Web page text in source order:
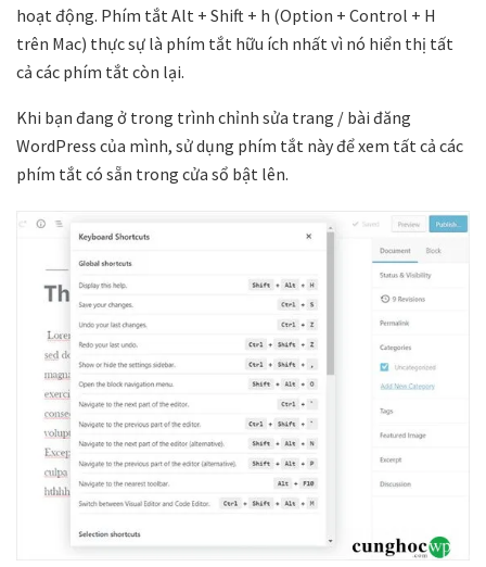
hoạt động. Phím tắt Alt + Shift + h (Option + Control + H
trên Mac) thực sự là phím tắt hữu ích nhất vì nó hiển thị tất
cả các phím tắt còn lại.
Khi bạn đang ở trong trình chỉnh sửa trang / bài đăng
WordPress của mình, sử dụng phím tắt này để xem tất cả các
phím tắt có sẵn trong cửa sổ bật lên.